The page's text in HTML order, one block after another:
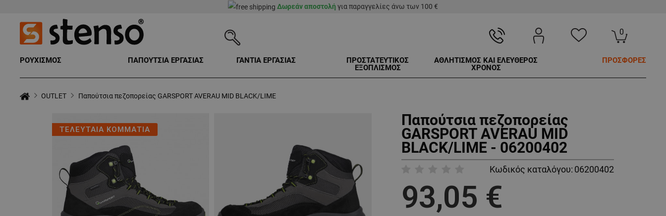
Δωρεάν αποστολή για παραγγελίες άνω των 100 €
0
ΡΟΥΧΙΣΜΟΣ ΠΑΠΟΥΤΣΙΑ ΕΡΓΑΣΙΑΣ ΓΑΝΤΙΑ ΕΡΓΑΣΙΑΣ
ΠΡΟΣΤΑΤΕΥΤΙΚΟΣ
ΕΞΟΠΛΙΣΜΟΣ
ΑΘΛΗΤΙΣΜΟΣ ΚΑΙ ΕΛΕΥΘΕΡΟΣ
ΧΡΟΝΟΣ
ΠΡΟΣΦΟΡΕΣ
OUTLET Παπούτσια πεζοπορείας GARSPORT AVERAU MID BLACK/LIME
ΤΕΛΕΥΤΑΙΑ ΚΟΜΜΑΤΙΑ
Παπούτσια πεζοπορείας
GARSPORT AVERAU MID
BLACK/LIME - 06200402
Κωδικός καταλόγου: 06200402
93,05 €